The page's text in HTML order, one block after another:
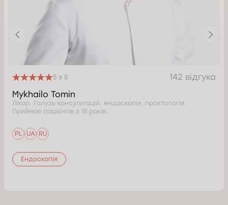
5 з 5
142 відгука
Mykhailo Tomin
Лікар. Галузь консультацій: ендоскопія, проктологія.
Приймає пацієнтів з 18 років.
PL UA RU
Ендоскопія